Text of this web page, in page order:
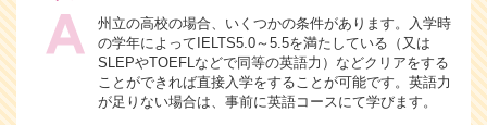
州立の高校の場合、いくつかの条件があります。入学時
の学年によってIELTS5.0～5.5を満たしている（又は
SLEPやTOEFLなどで同等の英語力）などクリアをする
ことができれば直接入学をすることが可能です。英語力
が足りない場合は、事前に英語コースにて学びます。